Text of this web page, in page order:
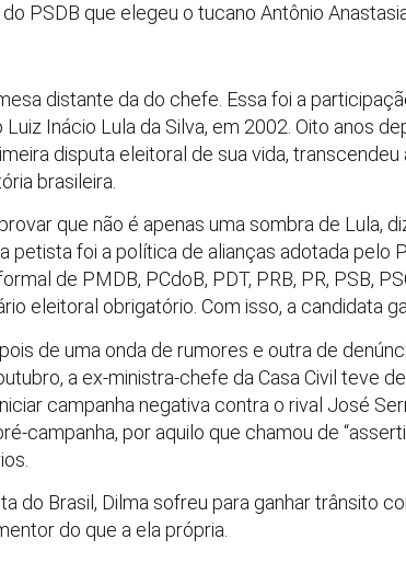
PSDB que elegeu o tucano Antônio
distante da do chefe. Essa foi a
Inácio Lula da Silva, em 2002. Oito anos
disputa eleitoral de sua vida,
brasileira.
que não é apenas uma sombra de Lula,
petista foi a política de alianças adotada pelo
de PMDB, PCdoB, PDT, PRB, PR, PSB,
eleitoral obrigatório. Com isso, a candidata
de uma onda de rumores e outra de
a ex-ministra-chefe da Casa Civil teve
campanha negativa contra o rival José
campanha, por aquilo que chamou de
do Brasil, Dilma sofreu para ganhar trânsito
do que a ela própria.